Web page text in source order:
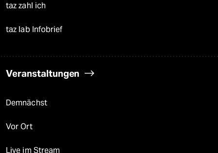
taz zahl ich
taz lab Infobrief
Veranstaltungen
Demnächst
Vor Ort
Live im Stream